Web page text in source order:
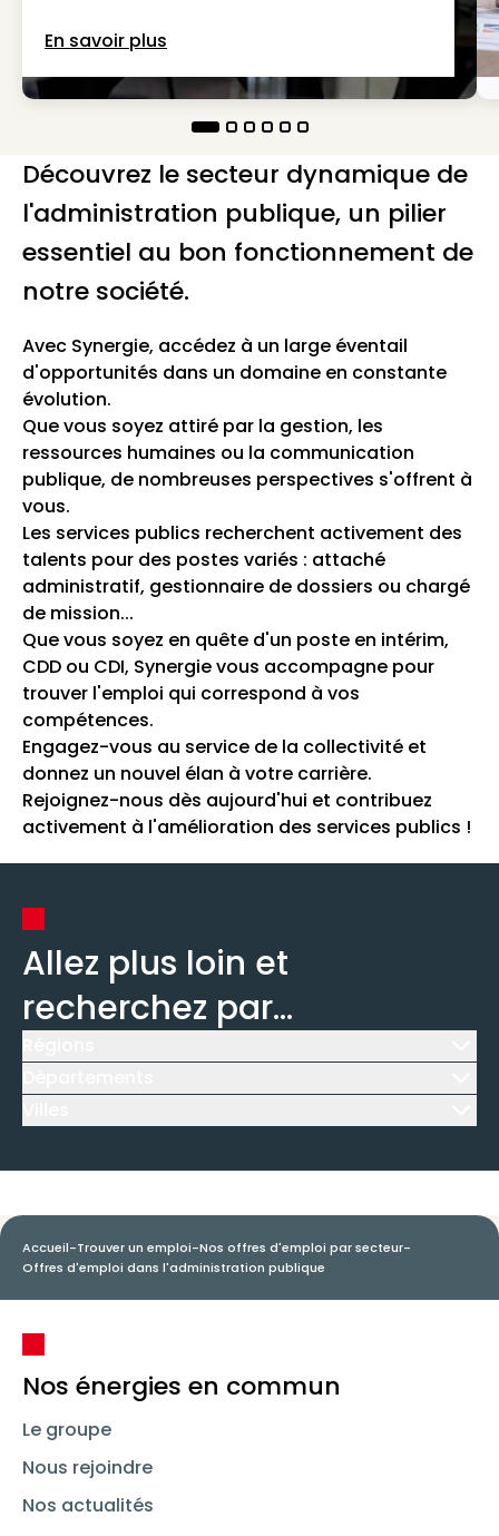
En savoir plus
Découvrez le secteur dynamique de
l'administration publique, un pilier
essentiel au bon fonctionnement de
notre société.
Avec Synergie, accédez à un large éventail
d'opportunités dans un domaine en constante
évolution.
Que vous soyez attiré par la gestion, les
ressources humaines ou la communication
publique, de nombreuses perspectives s'offrent à
vous.
Les services publics recherchent activement des
talents pour des postes variés : attaché
administratif, gestionnaire de dossiers ou chargé
de mission...
Que vous soyez en quête d'un poste en intérim,
CDD ou CDI, Synergie vous accompagne pour
trouver l'emploi qui correspond à vos
compétences.
Engagez-vous au service de la collectivité et
donnez un nouvel élan à votre carrière.
Rejoignez-nous dès aujourd'hui et contribuez
activement à l'amélioration des services publics !
Allez plus loin et
recherchez par...
Accueil-Trouver un emploi-Nos offres d'emploi par secteur-
Offres d'emploi dans l'administration publique
Nos énergies en commun
Le groupe
Nous rejoindre
Nos actualités